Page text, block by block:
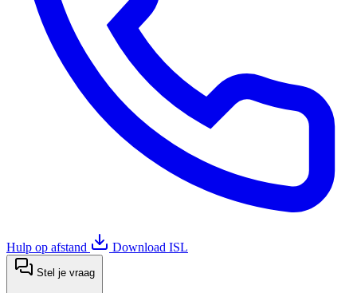
Hulp op afstand Download ISL
Stel je vraag